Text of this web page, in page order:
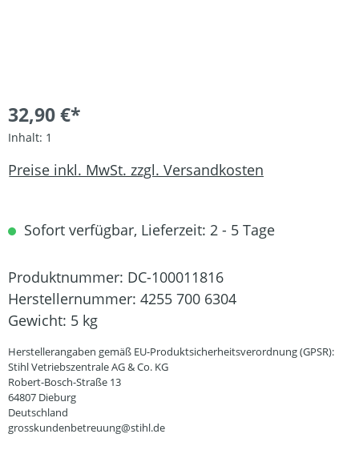
32,90 €*
Inhalt: 1
Preise inkl. MwSt. zzgl. Versandkosten
Sofort verfügbar, Lieferzeit: 2 - 5 Tage
Produktnummer: DC-100011816
Herstellernummer: 4255 700 6304
Gewicht: 5 kg
Herstellerangaben gemäß EU-Produktsicherheitsverordnung (GPSR):
Stihl Vetriebszentrale AG & Co. KG
Robert-Bosch-Straße 13
64807 Dieburg
Deutschland
grosskundenbetreuung@stihl.de